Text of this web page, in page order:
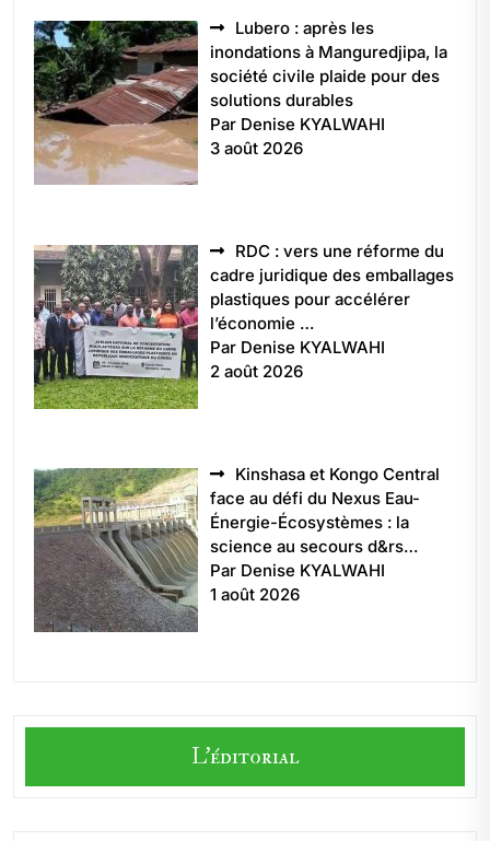
Lubero : après les
inondations à Manguredjipa, la
société civile plaide pour des
solutions durables
Par Denise KYALWAHI
3 août 2026
RDC : vers une réforme du
cadre juridique des emballages
plastiques pour accélérer
l’économie …
Par Denise KYALWAHI
2 août 2026
Kinshasa et Kongo Central
face au défi du Nexus Eau-
Énergie-Écosystèmes : la
science au secours d&rs…
Par Denise KYALWAHI
1 août 2026
L'éditorial